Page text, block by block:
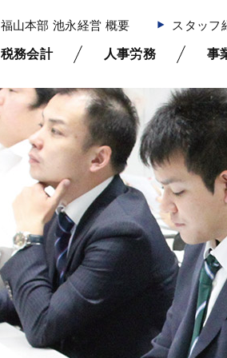
福山本部 池永経営 概要 スタッフ
税務会計 人事労務 事